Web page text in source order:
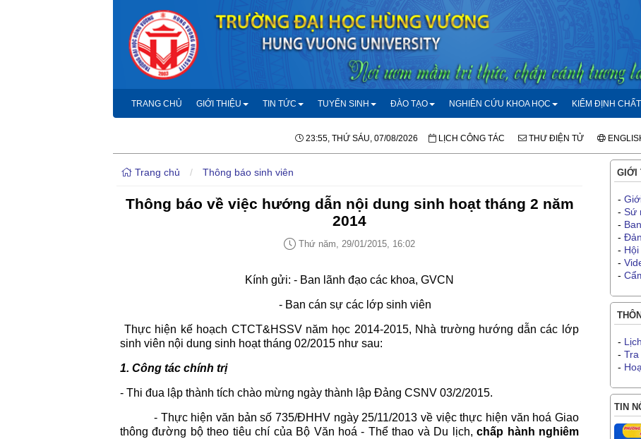
TRANG CHỦ GIỚI THIỆU TIN TỨC TUYỂN SINH ĐÀO TẠO NGHIÊN CỨU KHOA HỌC KIỂM ĐỊNH
23:55, THỨ SÁU, 07/08/2026 LỊCH CÔNG TÁC THƯ ĐIỆN TỬ
Trang chủ / Thông báo sinh viên
Thông báo về việc hướng dẫn nội dung sinh hoạt tháng 2 năm
2014
Thứ năm, 29/01/2015, 16:02
Kính gửi: - Ban lãnh đạo các khoa, GVCN
- Ban cán sự các lớp sinh viên
Thực hiện kế hoạch CTCT&HSSV năm học 2014-2015, Nhà trường hướng dẫn các lớp
sinh viên nội dung sinh hoạt tháng 02/2015 như sau:
1. Công tác chính trị
- Thi đua lập thành tích chào mừng ngày thành lập Đảng CSNV 03/2/2015.
- Thực hiện văn bản số 735/ĐHHV ngày 25/11/2013 về việc thực hiện văn hoá Giao
thông đường bộ theo tiêu chí của Bộ Văn hoá - Thể thao và Du lịch,chấp hành nghiêm
GIỚI
-
- Sứ
-
-
-
-
-
-
-
-
TIN